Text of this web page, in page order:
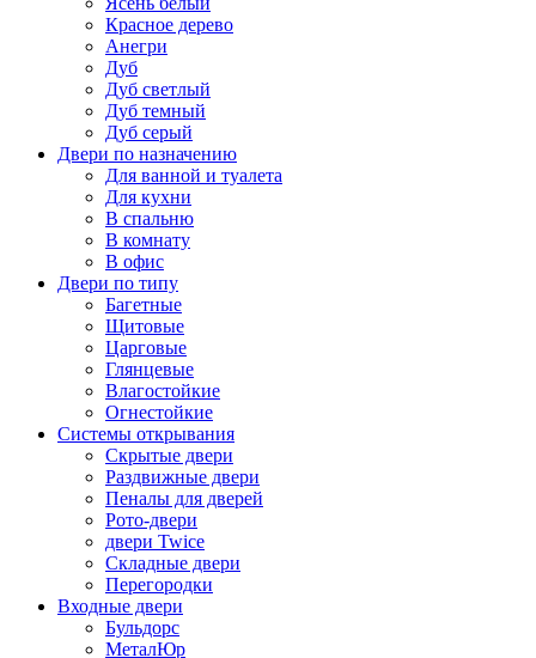
Красное дерево
Анегри
Дуб
Дуб светлый
Дуб темный
Дуб серый
Двери по назначению
Для ванной и туалета
Для кухни
В спальню
В комнату
В офис
Двери по типу
Багетные
Щитовые
Царговые
Глянцевые
Влагостойкие
Огнестойкие
Системы открывания
Скрытые двери
Раздвижные двери
Пеналы для дверей
Рото-двери
двери Twice
Складные двери
Перегородки
Входные двери
Бульдорс
МеталЮр